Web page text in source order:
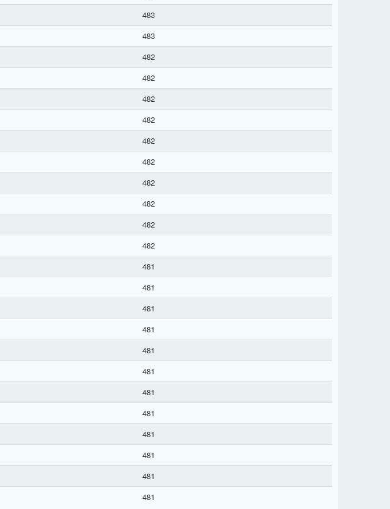
483
483
482
482
482
482
482
482
482
482
482
482
481
481
481
481
481
481
481
481
481
481
481
481